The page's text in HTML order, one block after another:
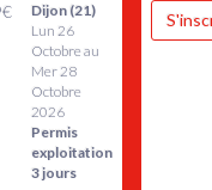
€
Dijon (21)
Lun 26
Octobre au
Mer 28
Octobre
2026
Permis
exploitation
3 jours